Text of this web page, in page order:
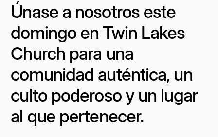
Únase a nosotros este
domingo en Twin Lakes
Church para una
comunidad auténtica, un
culto poderoso y un lugar
al que pertenecer.